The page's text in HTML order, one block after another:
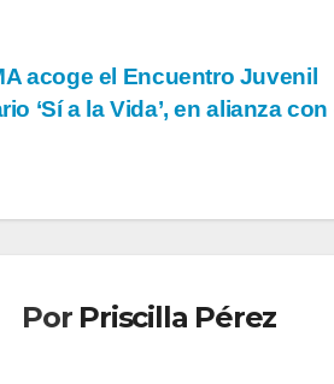
acoge el Encuentro Juvenil
‘Sí a la Vida’, en alianza con
Por Priscilla Pérez